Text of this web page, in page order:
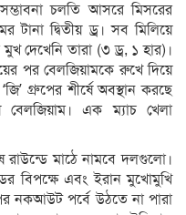
চলতি আসরে মিসরের
টানা দ্বিতীয় ড্র। সব মিলিয়ে
দেখেনি তারা (৩ ড্র, ১ হার)।
পর বেলজিয়ামকে রুখে দিয়ে
গ্রুপের শীর্ষে অবস্থান করছে
এক ম্যাচ খেলা
রাউন্ডে মাঠে নামবে দলগুলো।
বিপক্ষে এবং ইরান মুখোমুখি
নকআউট পর্বে উঠতে না পারা